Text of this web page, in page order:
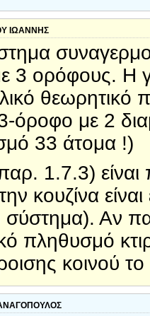
ΙΩΑΝΝΗΣ
με 3 ορόφους.
θεωρητικό
3-όροφο με 2
33 άτομα !)
1.7.3) είναι
κουζίνα
Αν
πληθυσμό
κοινού το